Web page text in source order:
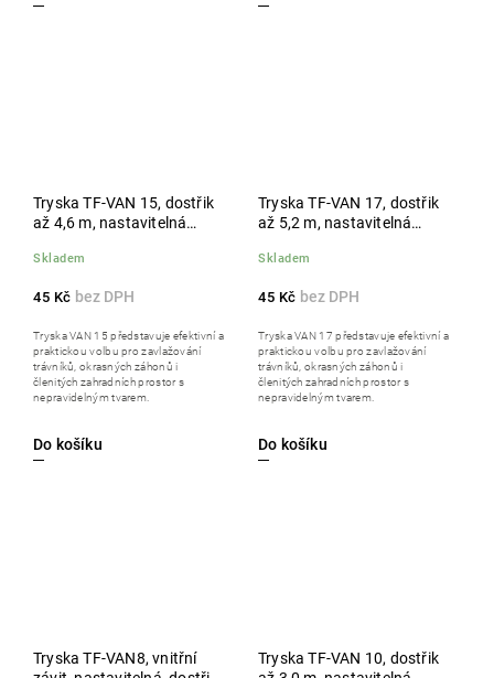
Tryska TF-VAN 15, dostřik
až 4,6 m, nastavitelná
černá
Skladem
45 Kč
Do košíku
Tryska VAN 15 představuje efektivní a
praktickou volbu pro zavlažování
trávníků, okrasných záhonů i
členitých zahradních prostor s
nepravidelným tvarem.
Tryska TF-VAN 17, dostřik
až 5,2 m, nastavitelná
šedá
Skladem
45 Kč
Do košíku
Tryska VAN 17 představuje efektivní a
praktickou volbu pro zavlažování
trávníků, okrasných záhonů i
členitých zahradních prostor s
nepravidelným tvarem.
Tryska TF-VAN8, vnitřní
Tryska TF-VAN 10, dostřik